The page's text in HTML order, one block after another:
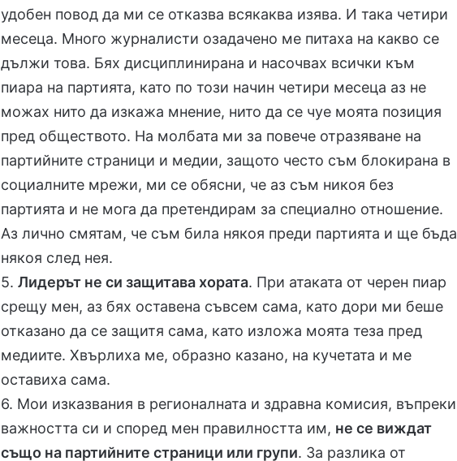
удобен повод да ми се отказва всякаква изява. И така четири
месеца. Много журналисти озадачено ме питаха на какво се
дължи това. Бях дисциплинирана и насочвах всички към
пиара на партията, като по този начин четири месеца аз не
можах нито да изкажа мнение, нито да се чуе моята позиция
пред обществото. На молбата ми за повече отразяване на
партийните страници и медии, защото често съм блокирана в
социалните мрежи, ми се обясни, че аз съм никоя без
партията и не мога да претендирам за специално отношение.
Аз лично смятам, че съм била някоя преди партията и ще бъда
някоя след нея.
5.Лидерът не си защитава хората. При атаката от черен пиар
срещу мен, аз бях оставена съвсем сама, като дори ми беше
отказано да се защитя сама, като изложа моята теза пред
медиите. Хвърлиха ме, образно казано, на кучетата и ме
оставиха сама.
6. Мои изказвания в регионалната и здравна комисия, въпреки
важността си и според мен правилността им, не се виждат
също на партийните страници или групи. За разлика от